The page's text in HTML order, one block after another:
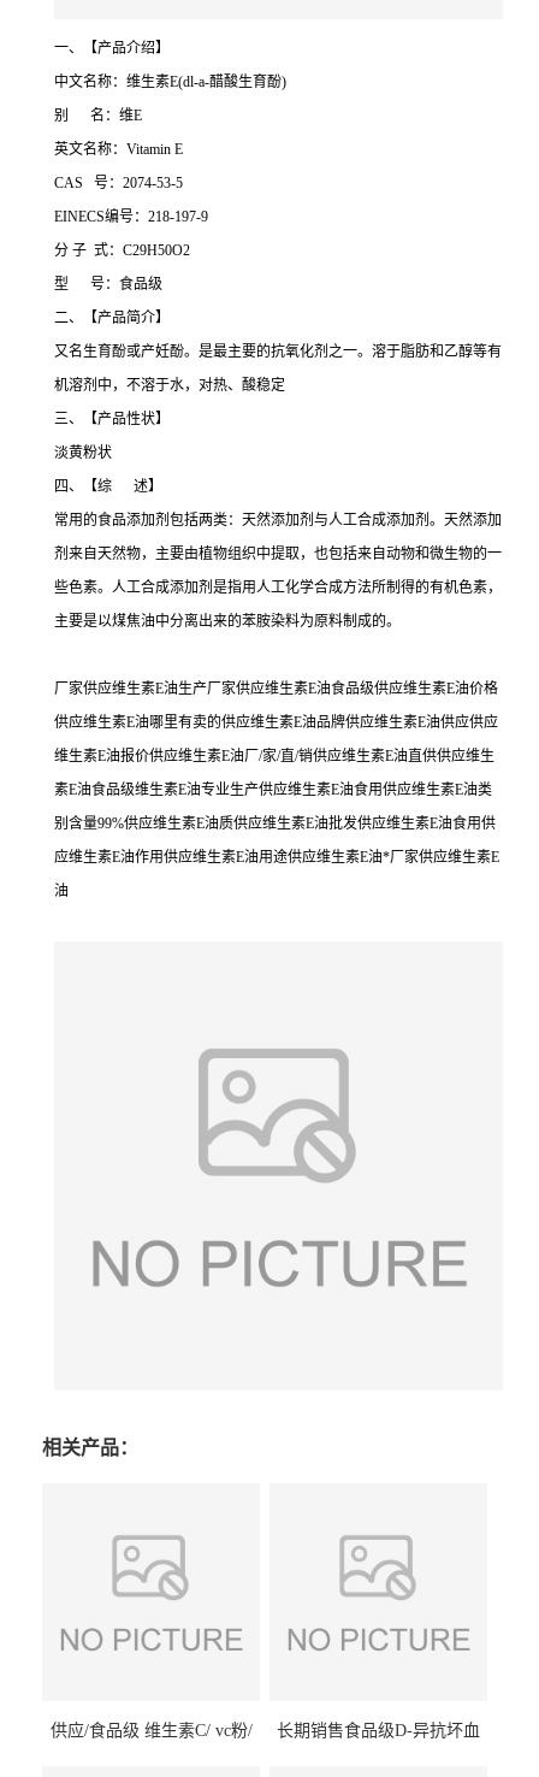
一、【产品介绍】
中文名称：维生素E(dl-a-醋酸生育酚)
别 名：维E
英文名称：Vitamin E
CAS 号：2074-53-5
EINECS编号：218-197-9
分 子 式：C29H50O2
型 号：食品级
二、【产品简介】
又名生育酚或产妊酚。是最主要的抗氧化剂之一。溶于脂肪和乙醇等有
机溶剂中，不溶于水，对热、酸稳定
三、【产品性状】
淡黄粉状
四、【综 述】
常用的食品添加剂包括两类：天然添加剂与人工合成添加剂。天然添加
剂来自天然物，主要由植物组织中提取，也包括来自动物和微生物的一
些色素。人工合成添加剂是指用人工化学合成方法所制得的有机色素，
主要是以煤焦油中分离出来的苯胺染料为原料制成的。
厂家供应维生素E油生产厂家供应维生素E油食品级供应维生素E油价格
供应维生素E油哪里有卖的供应维生素E油品牌供应维生素E油供应供应
维生素E油报价供应维生素E油厂/家/直/销供应维生素E油直供供应维生
素E油食品级维生素E油专业生产供应维生素E油食用供应维生素E油类
别含量99%供应维生素E油质供应维生素E油批发供应维生素E油食用供
应维生素E油作用供应维生素E油用途供应维生素E油*厂家供应维生素E
油
相关产品：
供应/食品级 维生素C/ vc粉/
长期销售食品级D-异抗坏血